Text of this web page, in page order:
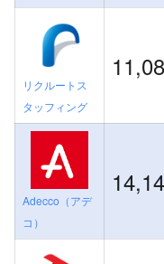
リクルートス
タッフィング
Adecco（アデ
コ）